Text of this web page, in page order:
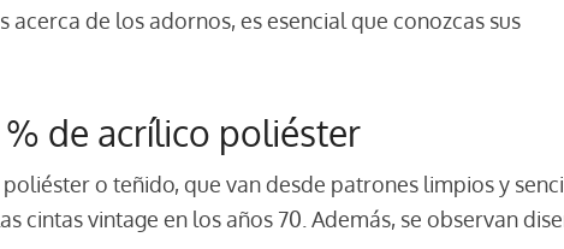
acerca de los adornos, es esencial que conozcas sus
de acrílico poliéster
o teñido, que van desde patrones limpios y
cintas vintage en los años 70. Además, se observan